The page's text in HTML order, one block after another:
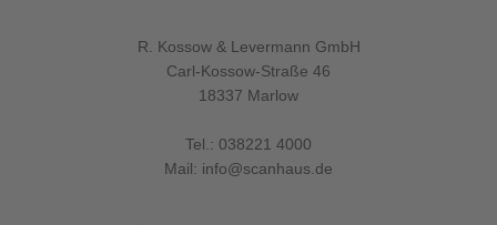
R. Kossow & Levermann GmbH
Carl-Kossow-Straße 46
18337 Marlow
Tel.: 038221 4000
Mail: info@scanhaus.de